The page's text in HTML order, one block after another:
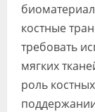
костные
требовать
мягких
роль